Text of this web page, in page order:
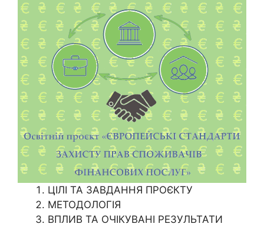
ЦІЛІ ТА ЗАВДАННЯ ПРОЄКТУ
МЕТОДОЛОГІЯ
ВПЛИВ ТА ОЧІКУВАНІ РЕЗУЛЬТАТИ